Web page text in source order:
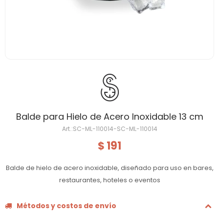
Balde para Hielo de Acero Inoxidable 13 cm
SC-ML-110014-SC-ML-110014
$ 191
Balde de hielo de acero inoxidable, diseñado para uso en bares,
restaurantes, hoteles o eventos
Métodos y costos de envío